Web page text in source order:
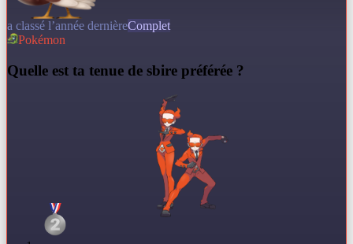
a classé l’année dernièreComplet
Pokémon
Quelle est ta tenue de sbire préférée ?